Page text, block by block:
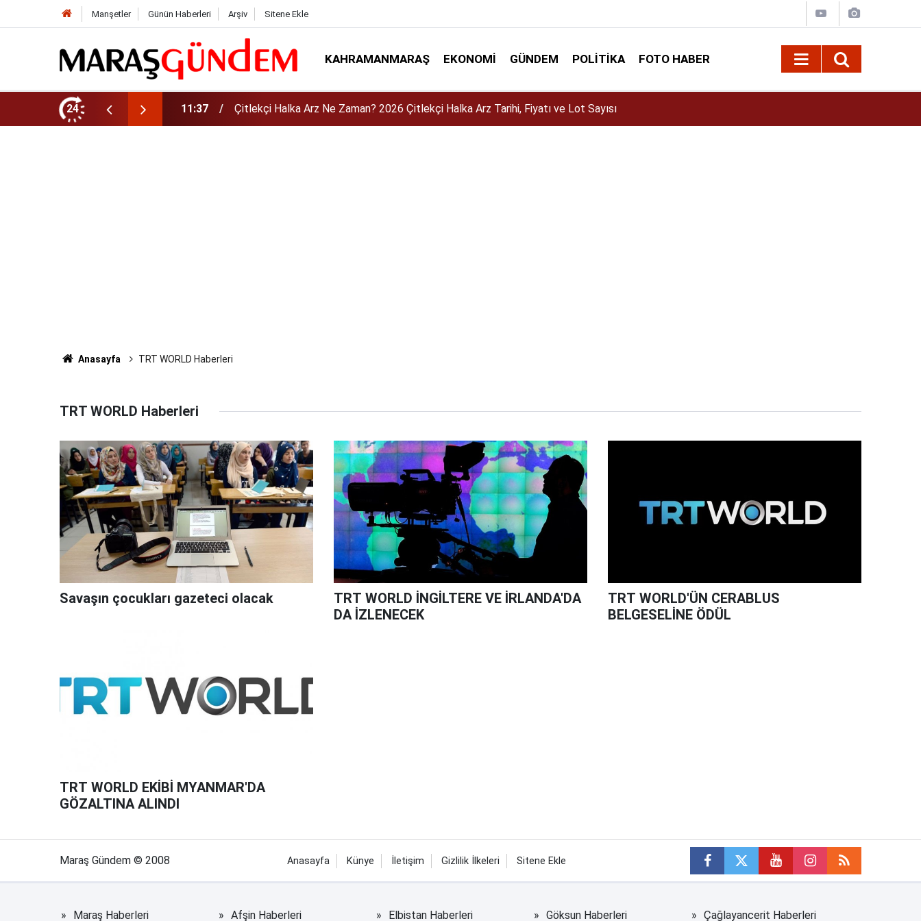
Manşetler Günün Haberleri Arşiv Sitene Ekle
KAHRAMANMARAŞ EKONOMI GÜNDEM POLITIKA FOTO HABER
24 11:37 Çitlekçi Halka Arz Ne Zaman? 2026 Çitlekçi Halka Arz Tarihi, Fiyatı ve Lot Sayısı
Anasayfa TRT WORLD Haberleri
TRT WORLD Haberleri
Savaşın çocukları gazeteci olacak
TRT WORLD İNGİLTERE VE İRLANDA'DA
DA İZLENECEK
TRT WORLD'ÜN CERABLUS
BELGESELİNE ÖDÜL
TRT WORLD EKİBİ MYANMAR'DA
GÖZALTINA ALINDI
Maraş Gündem © 2008 Anasayfa Künye İletişim Gizlilik İlkeleri Sitene Ekle
Maraş Haberleri Afşin Haberleri Elbistan Haberleri Göksun Haberleri Çağlayancerit Haberleri